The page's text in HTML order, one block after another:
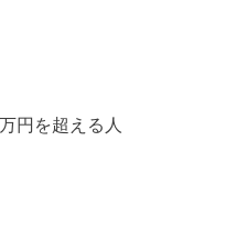
円を超える人